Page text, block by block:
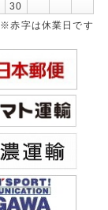
30
※赤字は休業日です